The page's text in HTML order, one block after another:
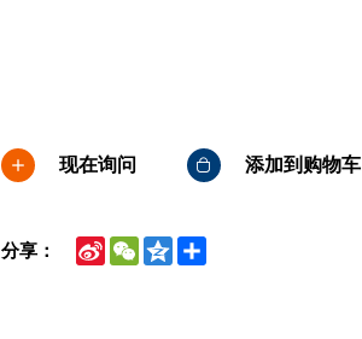
现在询问 添加到购物车
分享：
Sina
Weibo
WeChatQzone